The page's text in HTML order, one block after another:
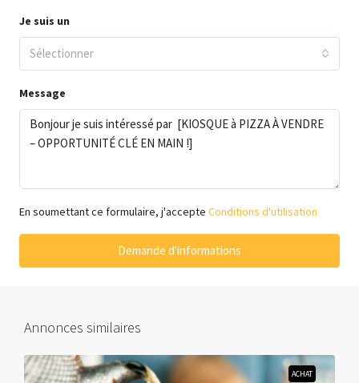
Je suis un
Sélectionner
Message
En soumettant ce formulaire, j'accepte Conditions d'utilisation
Demande d'informations
Annonces similaires
ACHAT